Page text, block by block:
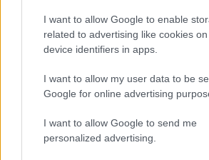
I want to allow Google to enable
related to advertising like cookies
device identifiers in apps.
I want to allow my user data to be
Google for online advertising
I want to allow Google to send me
personalized advertising.
2/2021 je v predaji!
Aktuality
8/2021 v